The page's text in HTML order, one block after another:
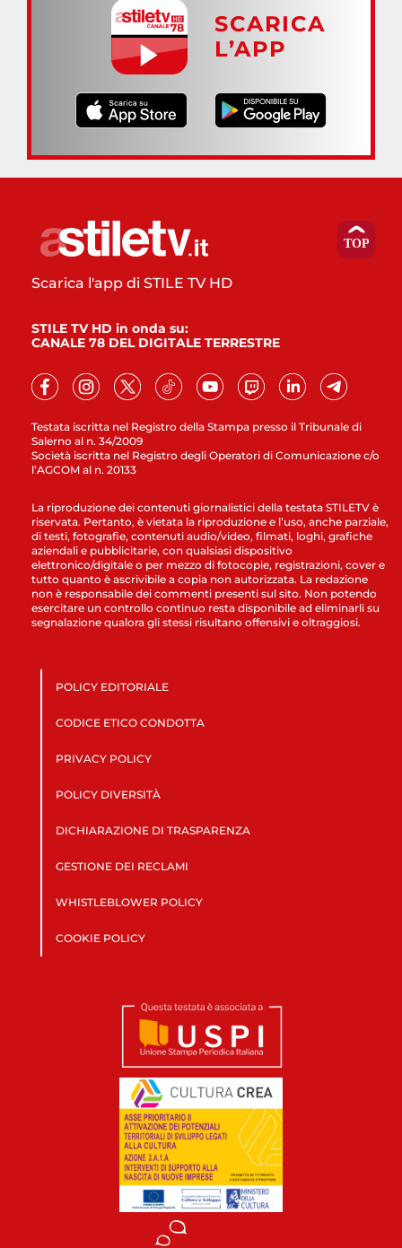
SCARICA
L’APP
Testata iscritta nel Registro della Stampa presso il Tribunale di
Salerno al n. 34/2009
Società iscritta nel Registro degli Operatori di Comunicazione c/o
l’AGCOM al n. 20133
Scarica l'app di STILE TV HD
STILE TV HD in onda su:
CANALE 78 DEL DIGITALE TERRESTRE
La riproduzione dei contenuti giornalistici della testata STILETV è
riservata. Pertanto, è vietata la riproduzione e l’uso, anche parziale,
di testi, fotografie, contenuti audio/video, filmati, loghi, grafiche
aziendali e pubblicitarie, con qualsiasi dispositivo
elettronico/digitale o per mezzo di fotocopie, registrazioni, cover e
tutto quanto è ascrivibile a copia non autorizzata. La redazione
non è responsabile dei commenti presenti sul sito. Non potendo
esercitare un controllo continuo resta disponibile ad eliminarli su
segnalazione qualora gli stessi risultano offensivi e oltraggiosi.
POLICY EDITORIALE
CODICE ETICO CONDOTTA
PRIVACY POLICY
POLICY DIVERSITÀ
DICHIARAZIONE DI TRASPARENZA
GESTIONE DEI RECLAMI
WHISTLEBLOWER POLICY
COOKIE POLICY